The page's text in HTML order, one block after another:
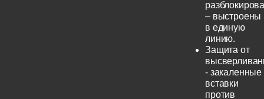
– выстроены
в единую
линию.
Защита от
- закаленные
вставки
против